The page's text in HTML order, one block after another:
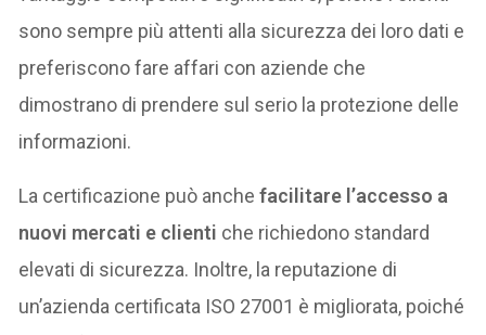
sono sempre più attenti alla sicurezza dei loro dati e
preferiscono fare affari con aziende che
dimostrano di prendere sul serio la protezione delle
informazioni.
La certificazione può anchefacilitare l’accesso a
nuovi mercati e clienti che richiedono standard
elevati di sicurezza. Inoltre, la reputazione di
un’azienda certificata ISO 27001 è migliorata, poiché